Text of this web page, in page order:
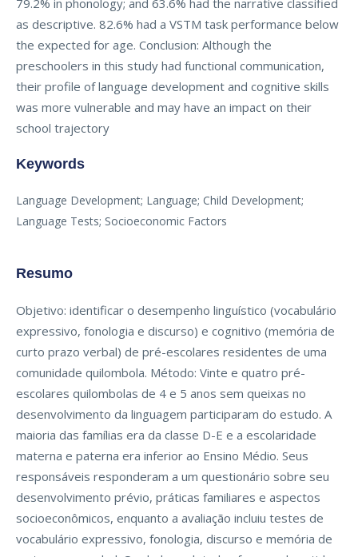
79.2% in phonology; and 63.6% had the narrative classified
as descriptive. 82.6% had a VSTM task performance below
the expected for age. Conclusion: Although the
preschoolers in this study had functional communication,
their profile of language development and cognitive skills
was more vulnerable and may have an impact on their
school trajectory
Keywords
Language Development; Language; Child Development;
Language Tests; Socioeconomic Factors
Resumo
Objetivo: identificar o desempenho linguístico (vocabulário
expressivo, fonologia e discurso) e cognitivo (memória de
curto prazo verbal) de pré-escolares residentes de uma
comunidade quilombola. Método: Vinte e quatro pré-
escolares quilombolas de 4 e 5 anos sem queixas no
desenvolvimento da linguagem participaram do estudo. A
maioria das famílias era da classe D-E e a escolaridade
materna e paterna era inferior ao Ensino Médio. Seus
responsáveis responderam a um questionário sobre seu
desenvolvimento prévio, práticas familiares e aspectos
socioeconômicos, enquanto a avaliação incluiu testes de
vocabulário expressivo, fonologia, discurso e memória de